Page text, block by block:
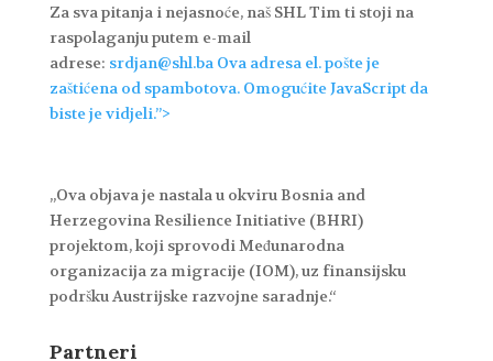
Za sva pitanja i nejasnoće, naš SHL Tim ti stoji na
raspolaganju putem e-mail
adrese: srdjan@shl.ba Ova adresa el. pošte je
zaštićena od spambotova. Omogućite JavaScript da
biste je vidjeli.”>
„Ova objava je nastala u okviru Bosnia and
Herzegovina Resilience Initiative (BHRI)
projektom, koji sprovodi Međunarodna
organizacija za migracije (IOM), uz finansijsku
podršku Austrijske razvojne saradnje.“
Partneri